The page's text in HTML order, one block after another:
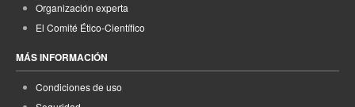
Organización experta
El Comité Ético-Científico
MÁS INFORMACIÓN
Condiciones de uso